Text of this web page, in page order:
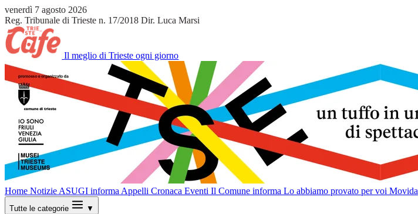
venerdì 7 agosto 2026
Reg. Tribunale di Trieste n. 17/2018 Dir. Luca Marsi
Il meglio di Trieste ogni giorno
Home Notizie ASUGI informa Appelli Cronaca Eventi Il Comune informa Lo abbiamo provato per voi Movida
Tutte le categorie ▼